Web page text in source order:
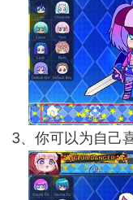
3、你可以为自己